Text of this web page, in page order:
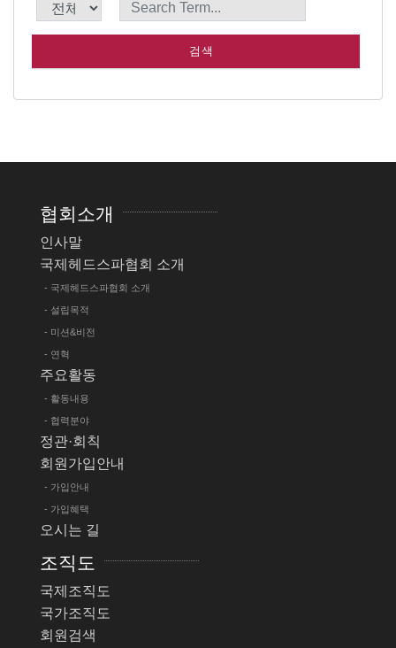
협회소개
인사말
국제헤드스파협회 소개
- 국제헤드스파협회 소개
- 설립목적
- 미션&비전
- 연혁
주요활동
- 활동내용
- 협력분야
정관·회칙
회원가입안내
- 가입안내
- 가입혜택
오시는 길
조직도
국제조직도
국가조직도
회원검색